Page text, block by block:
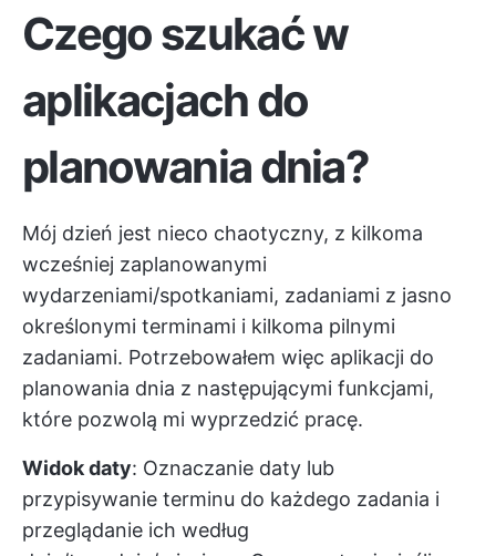
Czego szukać w
aplikacjach do
planowania dnia?
Mój dzień jest nieco chaotyczny, z kilkoma
wcześniej zaplanowanymi
wydarzeniami/spotkaniami, zadaniami z jasno
określonymi terminami i kilkoma pilnymi
zadaniami. Potrzebowałem więc aplikacji do
planowania dnia z następującymi funkcjami,
które pozwolą mi wyprzedzić pracę.
Widok daty: Oznaczanie daty lub
przypisywanie terminu do każdego zadania i
przeglądanie ich według